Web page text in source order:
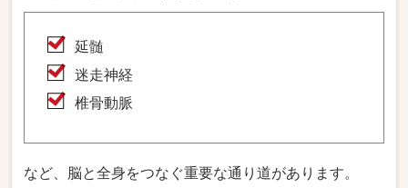
延髄
迷走神経
椎骨動脈
など、脳と全身をつなぐ重要な通り道があります。